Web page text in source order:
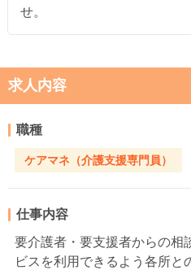
せ。
求人内容
職種
ケアマネ（介護支援専門員）
仕事内容
要介護者・要支援者からの相
ビスを利用できるよう各所と